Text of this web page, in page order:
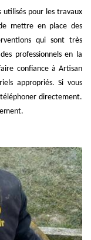
utilisés pour les travaux
mettre en place des
qui sont très
professionnels en la
confiance à Artisan
appropriés. Si vous
directement.